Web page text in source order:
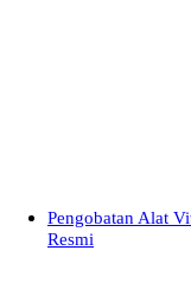
Pengobatan Alat
Resmi